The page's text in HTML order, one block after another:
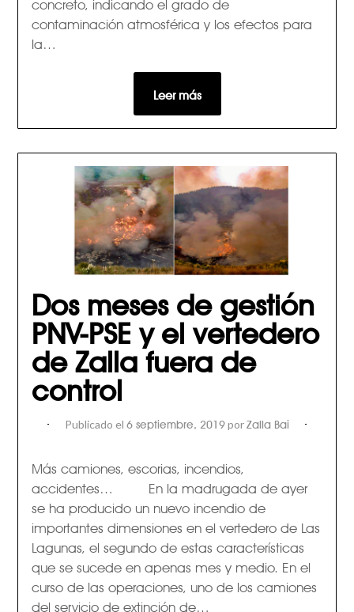
concreto, indicando el grado de
contaminación atmosférica y los efectos para
la…
Leer más
Dos meses de gestión
PNV-PSE y el vertedero
de Zalla fuera de
control
Publicado el 6 septiembre, 2019 por Zalla Bai
Más camiones, escorias, incendios,
accidentes… En la madrugada de ayer
se ha producido un nuevo incendio de
importantes dimensiones en el vertedero de Las
Lagunas, el segundo de estas características
que se sucede en apenas mes y medio. En el
curso de las operaciones, uno de los camiones
del servicio de extinción de…